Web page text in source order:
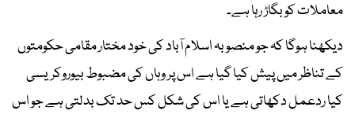
معاملات کو بگاڑ رہا ہے۔
دیکھنا ہوگا کہ جو منصوبہ اسلام آباد کی خود مختار مقامی حکومتوں
کے تناظر میں پیش کیا گیا ہے اس پر وہاں کی مضبوط بیوروکریسی
کیا ردعمل دکھاتی ہے یا اس کی شکل کس حد تک بدلتی ہے جو اس